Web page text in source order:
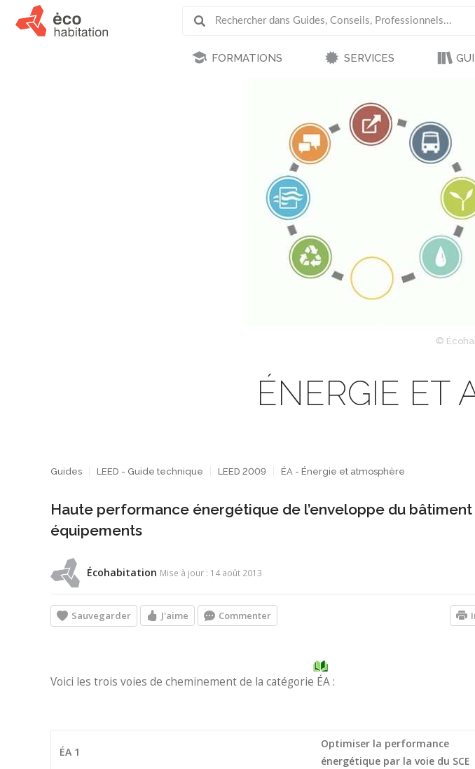
FORMATIONS SERVICES
©
ÉNERGIE ET
Guides LEED - Guide technique LEED 2009 ÉA - Énergie et atmosphère
Haute performance énergétique de l’enveloppe du
équipements
Écohabitation Mise à jour : 14 août 2013
Sauvegarder J'aime Commenter
Voici les trois voies de cheminement de la catégorie ÉA :
ÉA 1
Optimiser la performance
énergétique par la voie du SCE